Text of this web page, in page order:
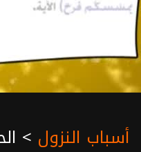
أسباب النزول >